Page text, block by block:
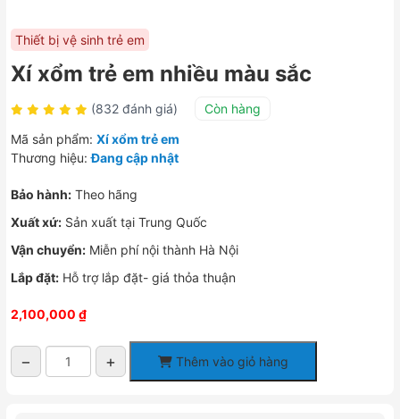
Thiết bị vệ sinh trẻ em
Xí xổm trẻ em nhiều màu sắc
(832 đánh giá)
Còn hàng
Mã sản phẩm: Xí xổm trẻ em
Thương hiệu:Đang cập nhật
Bảo hành: Theo hãng
Xuất xứ: Sản xuất tại Trung Quốc
Vận chuyển: Miễn phí nội thành Hà Nội
Lắp đặt: Hỗ trợ lắp đặt- giá thỏa thuận
2,100,000 ₫
− + Thêm vào giỏ hàng